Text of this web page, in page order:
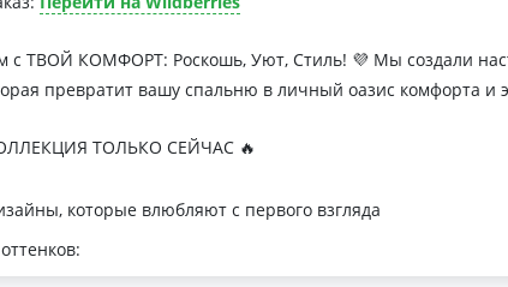
с ТВОЙ КОМФОРТ: Роскошь, Уют, Стиль! 💜 Мы создали
превратит вашу спальню в личный оазис комфорта и
ТОЛЬКО СЕЙЧАС 🔥
которые влюбляют с первого взгляда